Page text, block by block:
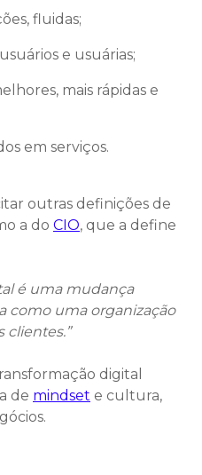
fluidas;
e usuárias;
mais rápidas e
em serviços.
outras definições de
a do CIO, que a define
é uma mudança
como uma organização
clientes.”
digital
de mindset e cultura,